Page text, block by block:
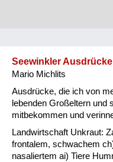
Seewinkler
Mario Michlits
Ausdrücke, die ich von
lebenden Großeltern und
mitbekommen und
Landwirtschaft Unkraut:
frontalem, schwachem
nasaliertem ai) Tiere